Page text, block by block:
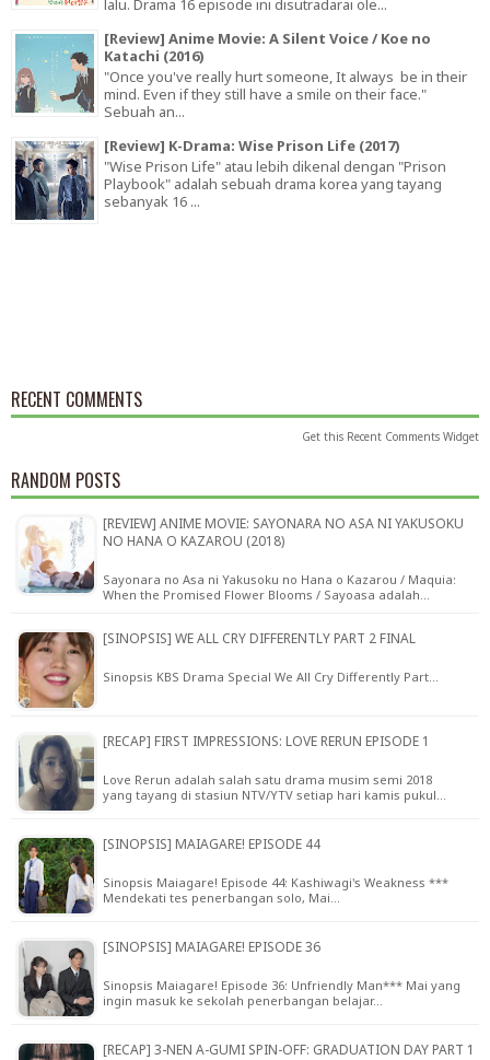
[Review] Anime Movie: A Silent Voice / Koe no
Katachi (2016)
"Once you've really hurt someone, It always be in their
mind. Even if they still have a smile on their face."
Sebuah an...
[Review] K-Drama: Wise Prison Life (2017)
"Wise Prison Life" atau lebih dikenal dengan "Prison
Playbook" adalah sebuah drama korea yang tayang
sebanyak 16 ...
RECENT COMMENTS
Get this Recent Comments Widget
RANDOM POSTS
[REVIEW] ANIME MOVIE: SAYONARA NO ASA NI YAKUSOKU
NO HANA O KAZAROU (2018)
Sayonara no Asa ni Yakusoku no Hana o Kazarou / Maquia:
When the Promised Flower Blooms / Sayoasa adalah…
[SINOPSIS] WE ALL CRY DIFFERENTLY PART 2 FINAL
Sinopsis KBS Drama Special We All Cry Differently Part…
[RECAP] FIRST IMPRESSIONS: LOVE RERUN EPISODE 1
Love Rerun adalah salah satu drama musim semi 2018
yang tayang di stasiun NTV/YTV setiap hari kamis pukul…
[SINOPSIS] MAIAGARE! EPISODE 44
Sinopsis Maiagare! Episode 44: Kashiwagi's Weakness ***
Mendekati tes penerbangan solo, Mai…
[SINOPSIS] MAIAGARE! EPISODE 36
Sinopsis Maiagare! Episode 36: Unfriendly Man*** Mai yang
ingin masuk ke sekolah penerbangan belajar…
[RECAP] 3-NEN A-GUMI SPIN-OFF: GRADUATION DAY PART 1